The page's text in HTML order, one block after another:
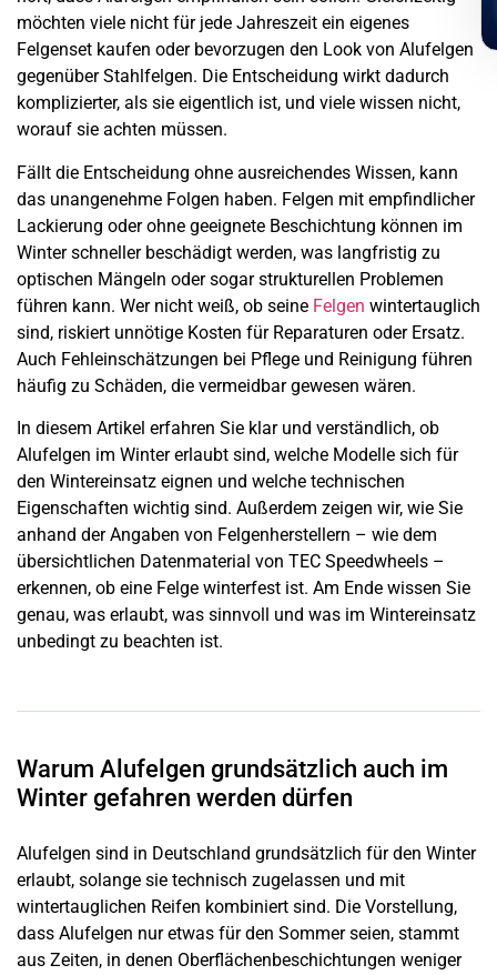
möchten viele nicht für jede Jahreszeit ein eigenes
Felgenset kaufen oder bevorzugen den Look von Alufelgen
gegenüber Stahlfelgen. Die Entscheidung wirkt dadurch
komplizierter, als sie eigentlich ist, und viele wissen nicht,
worauf sie achten müssen.
Fällt die Entscheidung ohne ausreichendes Wissen, kann
das unangenehme Folgen haben. Felgen mit empfindlicher
Lackierung oder ohne geeignete Beschichtung können im
Winter schneller beschädigt werden, was langfristig zu
optischen Mängeln oder sogar strukturellen Problemen
führen kann. Wer nicht weiß, ob seine Felgen wintertauglich
sind, riskiert unnötige Kosten für Reparaturen oder Ersatz.
Auch Fehleinschätzungen bei Pflege und Reinigung führen
häufig zu Schäden, die vermeidbar gewesen wären.
In diesem Artikel erfahren Sie klar und verständlich, ob
Alufelgen im Winter erlaubt sind, welche Modelle sich für
den Wintereinsatz eignen und welche technischen
Eigenschaften wichtig sind. Außerdem zeigen wir, wie Sie
anhand der Angaben von Felgenherstellern – wie dem
übersichtlichen Datenmaterial von TEC Speedwheels –
erkennen, ob eine Felge winterfest ist. Am Ende wissen Sie
genau, was erlaubt, was sinnvoll und was im Wintereinsatz
unbedingt zu beachten ist.
Warum Alufelgen grundsätzlich auch im
Winter gefahren werden dürfen
Alufelgen sind in Deutschland grundsätzlich für den Winter
erlaubt, solange sie technisch zugelassen und mit
wintertauglichen Reifen kombiniert sind. Die Vorstellung,
dass Alufelgen nur etwas für den Sommer seien, stammt
aus Zeiten, in denen Oberflächenbeschichtungen weniger